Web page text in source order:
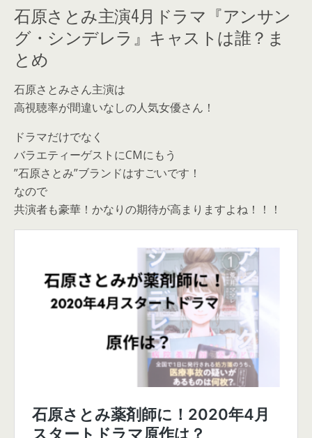
石原さとみ主演4月ドラマ『アンサン
グ・シンデレラ』キャストは誰？ま
とめ
石原さとみさん主演は
高視聴率が間違いなしの人気女優さん！
ドラマだけでなく
バラエティーゲストにCMにもう
”石原さとみ”ブランドはすごいです！
なので
共演者も豪華！かなりの期待が高まりますよね！！！